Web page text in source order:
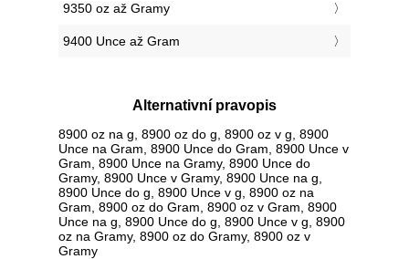
9350 oz až Gramy
9400 Unce až Gram
Alternativní pravopis
8900 oz na g, 8900 oz do g, 8900 oz v g, 8900
Unce na Gram, 8900 Unce do Gram, 8900 Unce v
Gram, 8900 Unce na Gramy, 8900 Unce do
Gramy, 8900 Unce v Gramy, 8900 Unce na g,
8900 Unce do g, 8900 Unce v g, 8900 oz na
Gram, 8900 oz do Gram, 8900 oz v Gram, 8900
Unce na g, 8900 Unce do g, 8900 Unce v g, 8900
oz na Gramy, 8900 oz do Gramy, 8900 oz v
Gramy